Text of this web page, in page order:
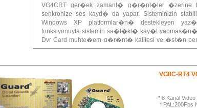
VG4CRT ger�ek zamanl� g�r�nt�ler
senkronize ses kayd� da yapar. Sisteminizin
Windows XP platformlar�n� destekleyen
fonksiyonuyla sistemin sa�l�kl� kay�t
Dvr Card muhte�em g�r�nt� kalitesi ve �st�n
�st d�zeyde sa�lanmas� gereken yerlerdeki tek
* 8 Kanal Video
* PAL:200Fps
VG8C-RT4